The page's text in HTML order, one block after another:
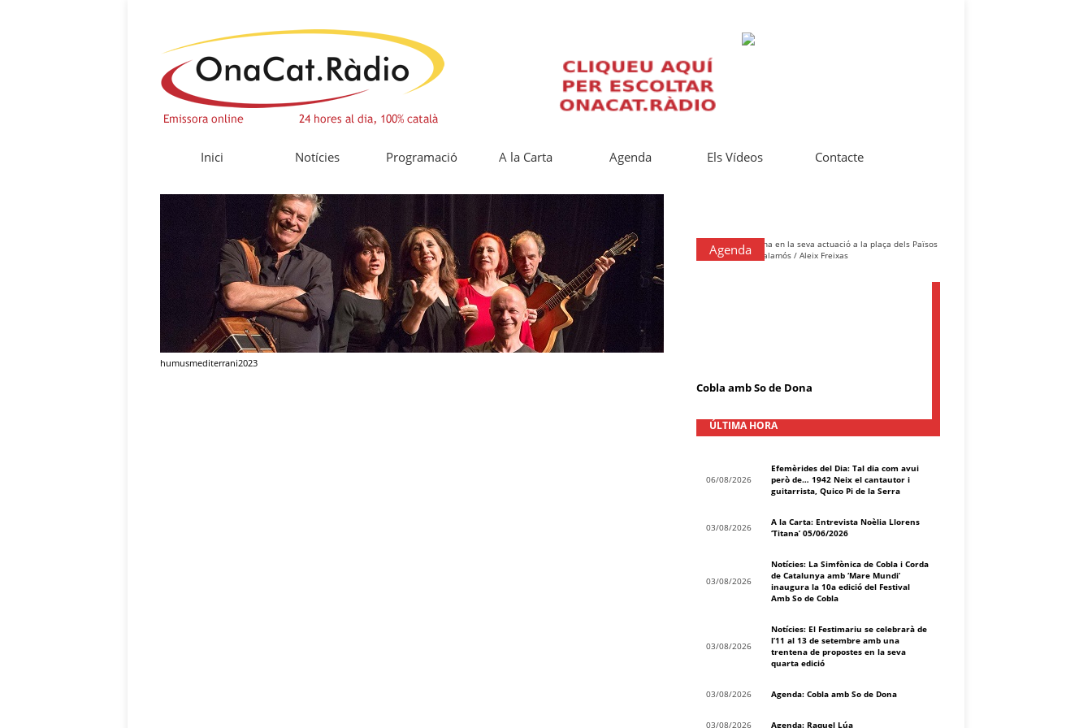
Inici Notícies Programació A la Carta Agenda Els Vídeos Contacte
humusmediterrani2023
Agenda
Cobla amb So de Dona
ÚLTIMA HORA
06/08/2026
Efemèrides del Dia: Tal dia com avui
però de… 1942 Neix el cantautor i
guitarrista, Quico Pi de la Serra
03/08/2026
A la Carta: Entrevista Noèlia Llorens
‘Titana’ 05/06/2026
03/08/2026
Notícies: La Simfònica de Cobla i Corda
de Catalunya amb ‘Mare Mundi’
inaugura la 10a edició del Festival
Amb So de Cobla
03/08/2026
Notícies: El Festimariu se celebrarà de
l’11 al 13 de setembre amb una
trentena de propostes en la seva
quarta edició
03/08/2026 Agenda: Cobla amb So de Dona
03/08/2026 Agenda: Raquel Lúa